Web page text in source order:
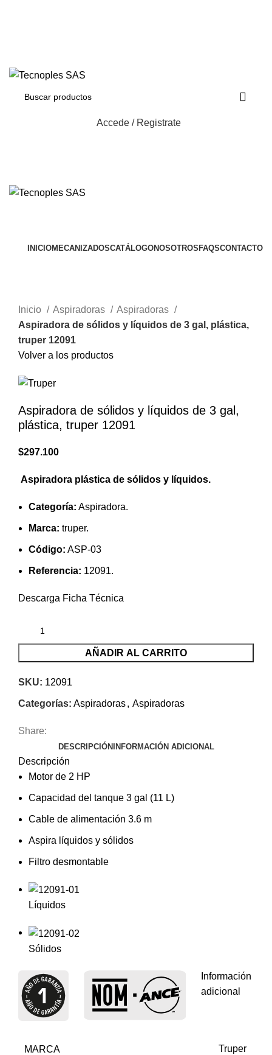
Accede / Registrate
INICIOMECANIZADOSCATÁLOGONOSOTROSFAQSCONTACTO
Inicio
Aspiradoras
Aspiradoras
Aspiradora de sólidos y líquidos de 3 gal, plástica,
truper 12091
Volver a los productos
Aspiradora de sólidos y líquidos de 3 gal,
plástica, truper 12091
$297.100
Aspiradora plástica de sólidos y líquidos.
Categoría: Aspiradora.
Marca: truper.
Código: ASP-03
Referencia: 12091.
Descarga Ficha Técnica
AÑADIR AL CARRITO
SKU: 12091
Categorías: Aspiradoras, Aspiradoras
Share:
DESCRIPCIÓN INFORMACIÓN ADICIONAL
Descripción
Motor de 2 HP
Capacidad del tanque 3 gal (11 L)
Cable de alimentación 3.6 m
Aspira líquidos y sólidos
Filtro desmontable
Líquidos
Sólidos
Información
adicional
MARCA Truper